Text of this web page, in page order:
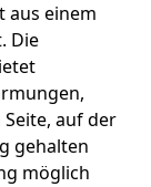
aus einem
Die
auf der
gehalten
möglich